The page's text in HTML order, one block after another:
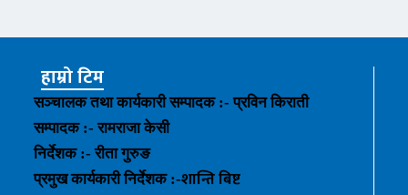
हाम्रो टिम
सञ्चालक तथा कार्यकारी सम्पादक :- प्रविन किराती
सम्पादक :- रामराजा केसी
निर्देशक :- रीता गुरुङ
प्रमुख कार्यकारी निर्देशक :-शान्ति बिष्ट